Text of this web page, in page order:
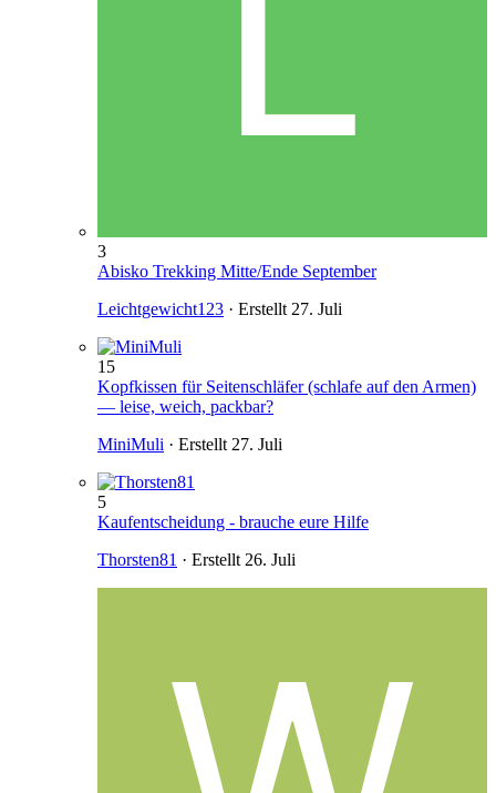
3
Abisko Trekking Mitte/Ende September
Leichtgewicht123 · Erstellt 27. Juli
15
Kopfkissen für Seitenschläfer (schlafe auf den Armen)
— leise, weich, packbar?
MiniMuli · Erstellt 27. Juli
5
Kaufentscheidung - brauche eure Hilfe
Thorsten81 · Erstellt 26. Juli